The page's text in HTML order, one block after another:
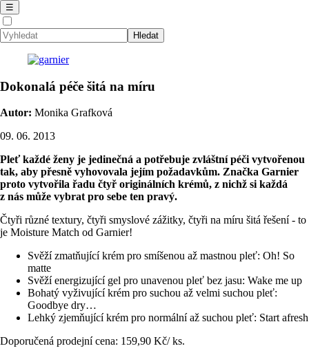
☰
Dokonalá péče šitá na míru
Autor: Monika Grafková
09. 06. 2013
Pleť každé ženy je jedinečná a potřebuje zvláštní péči vytvořenou
tak, aby přesně vyhovovala jejím požadavkům. Značka Garnier
proto vytvořila řadu čtyř originálních krémů, z nichž si každá
z nás může vybrat pro sebe ten pravý.
Čtyři různé textury, čtyři smyslové zážitky, čtyři na míru šitá řešení - to
je Moisture Match od Garnier!
Svěží zmatňující krém pro smíšenou až mastnou pleť: Oh! So
matte
Svěží energizující gel pro unavenou pleť bez jasu: Wake me up
Bohatý vyživující krém pro suchou až velmi suchou pleť:
Goodbye dry…
Lehký zjemňující krém pro normální až suchou pleť: Start afresh
Doporučená prodejní cena: 159,90 Kč/ ks.